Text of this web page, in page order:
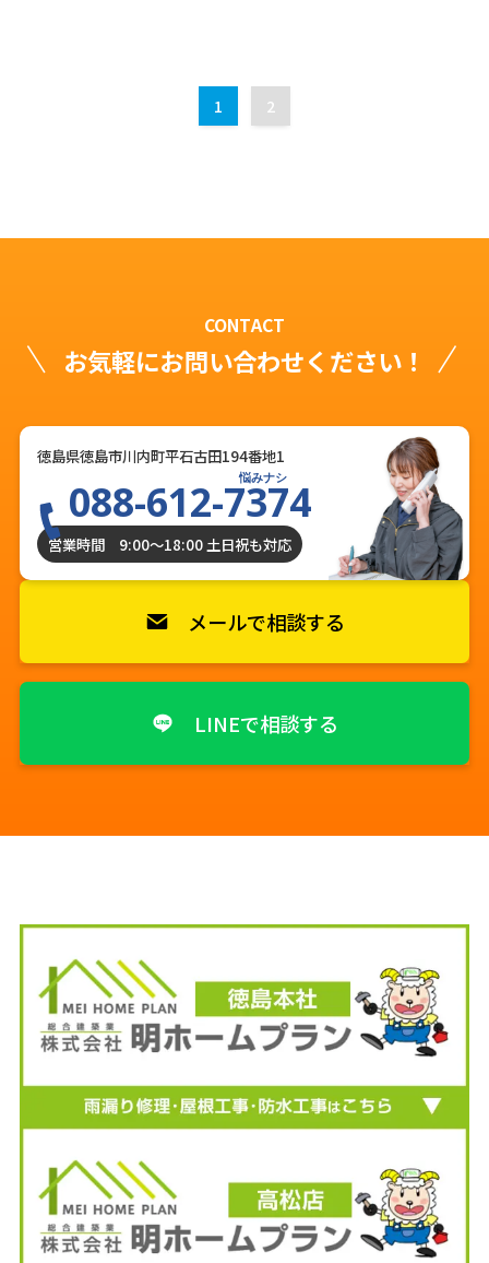
1 2
CONTACT
お気軽にお問い合わせください！
徳島県徳島市川内町平石古田194番地1
悩みナシ
088-612-7374
営業時間 9:00〜18:00 土日祝も対応
メールで相談する
LINEで相談する